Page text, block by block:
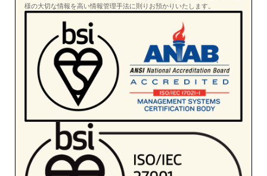
様の大切な情報を高い情報管理手法に則りお預かりいたします。